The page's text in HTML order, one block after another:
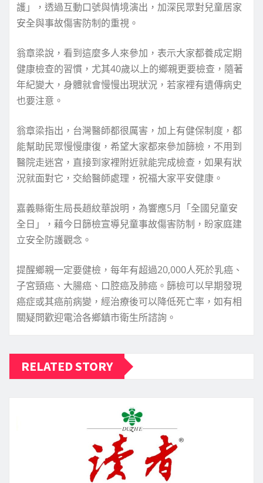
護」，透過互動口號與情境演出，加深民眾對兒童居家
安全與事故傷害防制的重視。
翁章梁說，看到這麼多人來參加，表示大家都養成定期
健康檢查的習慣，尤其40歲以上的鄉親更要檢查，隨著
年紀變大，身體就會慢慢出現狀況，若家裡有遺傳病史
也要注意。
翁章梁指出，台灣醫師都很厲害，加上有健保制度，都
能幫助民眾慢慢康復，希望大家都來參加篩檢，不用到
醫院走迷宮，直接到家裡附近就能完成檢查，如果有狀
況就面對它，交給醫師處理，祝福大家平安健康。
嘉義縣衛生局長趙紋華說明，為響應5月「全國兒童安
全日」，藉今日篩檢宣導兒童事故傷害防制，盼家庭建
立安全防護觀念。
提醒鄉親一定要健檢，每年有超過20,000人死於乳癌、
子宮頸癌、大腸癌、口腔癌及肺癌。篩檢可以早期發現
癌症或其癌前病變，經治療後可以降低死亡率，如有相
關疑問歡迎電洽各鄉鎮市衛生所諮詢。
RELATED STORY